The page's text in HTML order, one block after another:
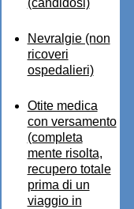
(candidosi)
Nevralgie (non
ricoveri
ospedalieri)
Otite medica
con versamento
(completa
mente risolta,
recupero totale
prima di un
viaggio in